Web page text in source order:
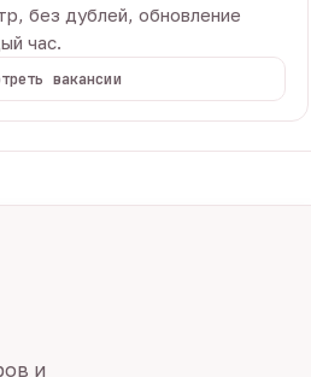
без дублей, обновление
час.
вакансии
и